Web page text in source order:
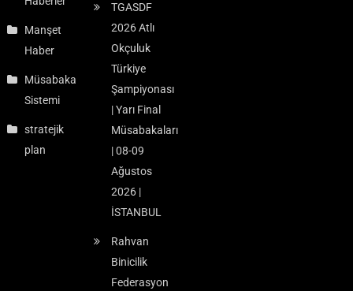
Manşet
Haber
Müsabaka
Sistemi
stratejik
plan
TGASDF
2026 Atlı
Okçuluk
Türkiye
Şampiyonası
| Yarı Final
Müsabakaları
| 08-09
Ağustos
2026 |
İSTANBUL
Rahvan
Binicilik
Federasyon